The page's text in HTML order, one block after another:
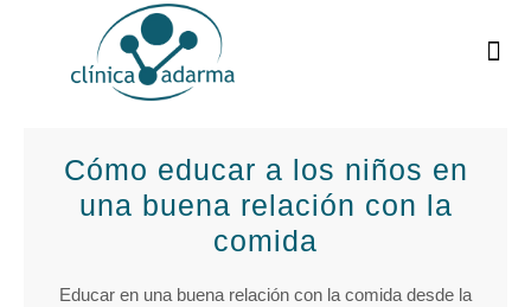
Cómo educar a los niños en
una buena relación con la
comida
Educar en una buena relación con la comida desde la